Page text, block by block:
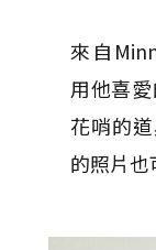
來自
用他喜
花哨的
的照片也